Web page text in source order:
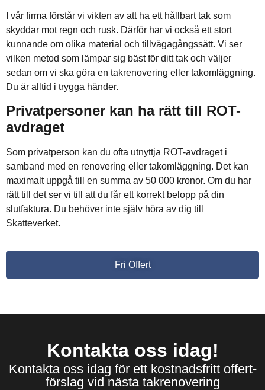
I vår firma förstår vi vikten av att ha ett hållbart tak som
skyddar mot regn och rusk. Därför har vi också ett stort
kunnande om olika material och tillvägagångssätt. Vi ser
vilken metod som lämpar sig bäst för ditt tak och väljer
sedan om vi ska göra en takrenovering eller takomläggning.
Du är alltid i trygga händer.
Privatpersoner kan ha rätt till ROT-
avdraget
Som privatperson kan du ofta utnyttja ROT-avdraget i
samband med en renovering eller takomläggning. Det kan
maximalt uppgå till en summa av 50 000 kronor. Om du har
rätt till det ser vi till att du får ett korrekt belopp på din
slutfaktura. Du behöver inte själv höra av dig till
Skatteverket.
Fri Offert
Kontakta oss idag!
Kontakta oss idag för ett kostnadsfritt offert-
förslag vid nästa takrenovering